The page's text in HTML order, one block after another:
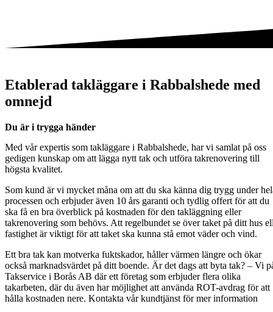
Etablerad takläggare i Rabbalshede med
omnejd
Du är i trygga händer
Med vår expertis som takläggare i Rabbalshede, har vi samlat på oss
gedigen kunskap om att lägga nytt tak och utföra takrenovering till
högsta kvalitet.
Som kund är vi mycket måna om att du ska känna dig trygg under
processen och erbjuder även 10 års garanti och tydlig offert för att du
ska få en bra överblick på kostnaden för den takläggning eller
takrenovering som behövs. Att regelbundet se över taket på ditt hus
fastighet är viktigt för att taket ska kunna stå emot väder och vind.
Ett bra tak kan motverka fuktskador, håller värmen längre och ökar
också marknadsvärdet på ditt boende. Är det dags att byta tak? – Vi
Takservice i Borås AB där ett företag som erbjuder flera olika
takarbeten, där du även har möjlighet att använda ROT-avdrag för att
hålla kostnaden nere. Kontakta vår kundtjänst för mer information